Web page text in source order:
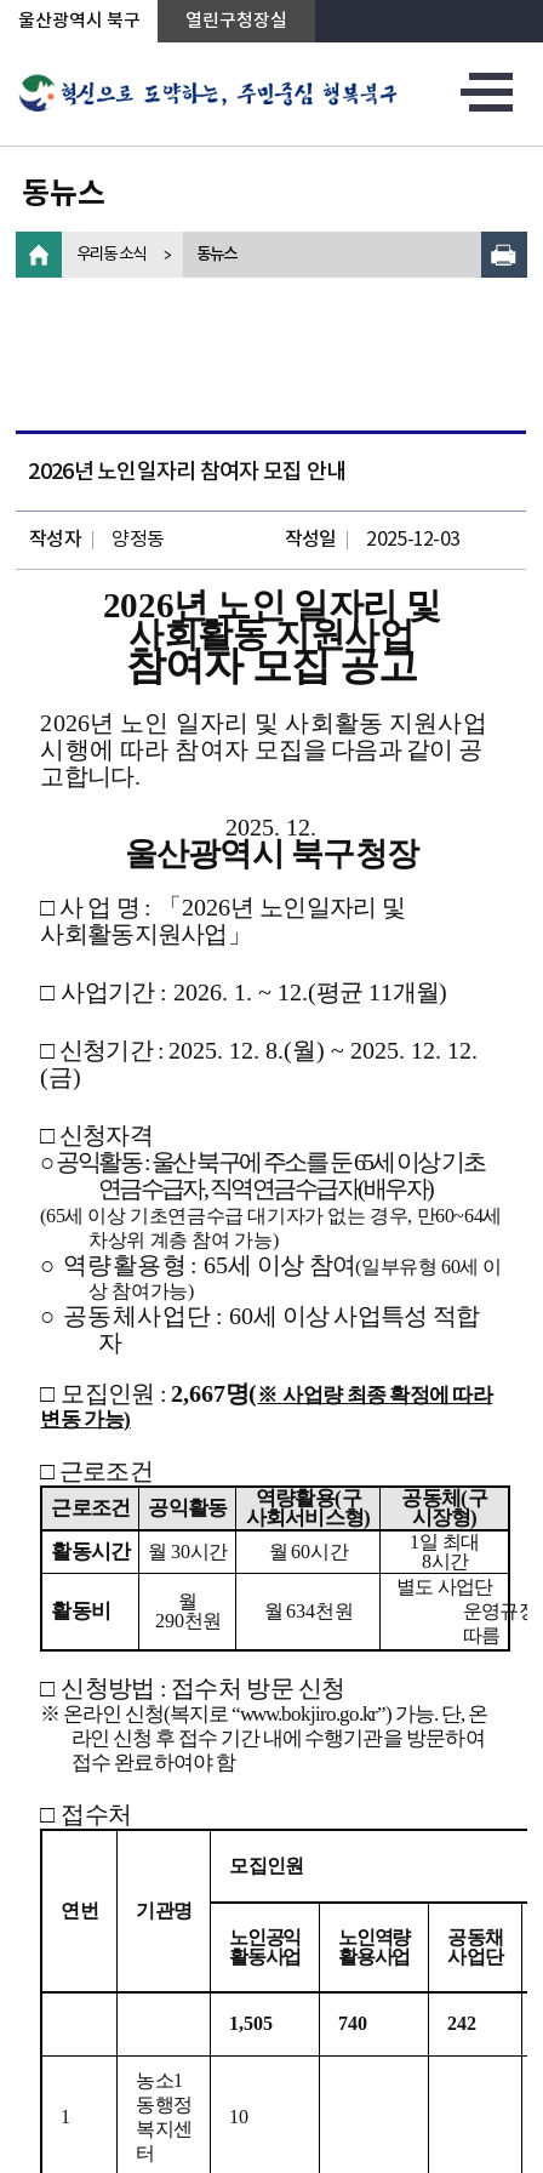
상단메뉴로 바로가기
전체메뉴로 바로가기
왼쪽메뉴로 바로가기
본문으로 바로가기
울산광역시 북구 열린구청장실
동뉴스
우리동 소식 동뉴스
2026년 노인일자리 참여자 모집 안내
작성자 양정동 작성일 2025-12-03
2026년 노인 일자리 및
사회활동 지원사업
참여자 모집 공고
2026년 노인 일자리 및 사회활동 지원사업
시행에 따라 참여자 모집을 다음과 같이 공
고합니다.
2025. 12.
울산광역시 북구청장
□ 사 업 명 : 「 2026년 노인일자리 및
사회활동지원사업 」
□ 사업기간 : 2026. 1. ~ 12.(평균 11개월)
□ 신청기간: 2025. 12. 8.(월) ~ 2025. 12. 12.
(금)
□ 신청자격
○공익활동:울산 북구에 주소를 둔65세 이상 기초
연금수급자,직역연금수급자(배우자)
(65세 이상 기초연금수급 대기자가 없는 경우, 만60~64세
차상위 계층 참여 가능)
○ 역량활용형 : 65세 이상 참여(일부유형60세 이
상 참여가능)
○ 공동체사업단 : 60세 이상 사업특성 적합
자
□ 모집인원 : 2,667명(※사업량 최종 확정에 따라
변동 가능)
□ 근로조건
근로조건 공익활동 역량활용(구
사회서비스형)
공동체(구
시장형)
활동시간
월 30시간 월60시간 1 일 최대
8시간
활동비
월
290천원 월634천원
별도 사업단
운영규정
따름
□ 신청방법 : 접수처 방문 신청
※ 온라인 신청(복지로“www.bokjiro.go.kr”) 가능. 단,온
라인 신청 후 접수 기간 내에 수행기관을 방문하여
접수 완료하여야 함
□ 접수처
연번 기관명
모집인원
노인공익
활동사업
노인역량
활용사업
공동채
사업단
1,505 740 242
1
농소1
동행정
복지센
터
10